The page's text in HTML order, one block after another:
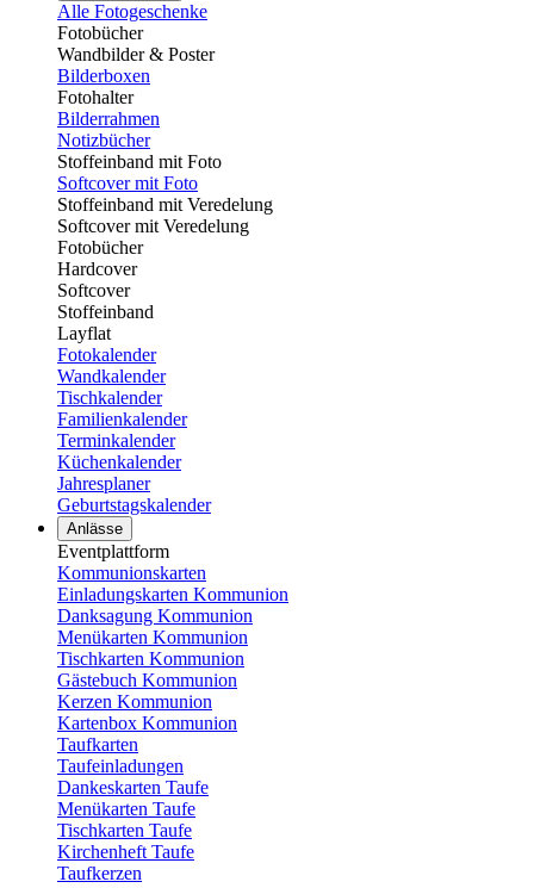
Alle Fotogeschenke
Fotobücher
Wandbilder & Poster
Bilderboxen
Fotohalter
Bilderrahmen
Notizbücher
Stoffeinband mit Foto
Softcover mit Foto
Stoffeinband mit Veredelung
Softcover mit Veredelung
Fotobücher
Hardcover
Softcover
Stoffeinband
Layflat
Fotokalender
Wandkalender
Tischkalender
Familienkalender
Terminkalender
Küchenkalender
Jahresplaner
Geburtstagskalender
Anlässe
Eventplattform
Kommunionskarten
Einladungskarten Kommunion
Danksagung Kommunion
Menükarten Kommunion
Tischkarten Kommunion
Gästebuch Kommunion
Kerzen Kommunion
Kartenbox Kommunion
Taufkarten
Taufeinladungen
Dankeskarten Taufe
Menükarten Taufe
Tischkarten Taufe
Kirchenheft Taufe
Taufkerzen